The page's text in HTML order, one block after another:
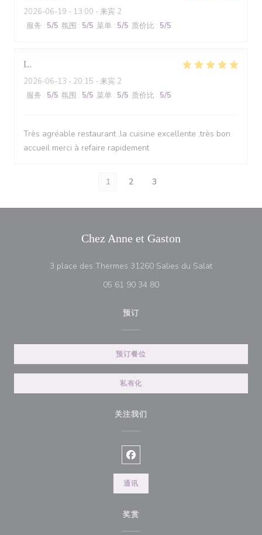
2026-06-19 - 13:00 - 来宾 2
服务 : 5/5 氛围 : 5/5 菜单 : 5/5 质价比 : 5/5
L
2026-06-13 - 20:15 - 来宾 2
服务 : 5/5 氛围 : 5/5 菜单 : 5/5 质价比 : 5/5
Très agréable restaurant ,la cuisine excellente ,très bon
accueil merci à refaire rapidement
1 2 3
Chez Anne et Gaston
3 place des Thermes 31260 Salies du Salat((在新窗口中
05 61 90 34 80
预订
预订餐位
私有化
关注我们
Facebook ((在新窗口中打开))
通讯
奖赏